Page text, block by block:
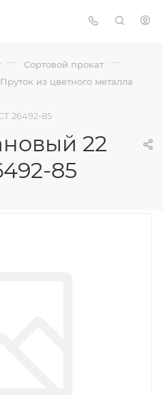
— Сортовой прокат —
Пруток из цветного металла
26492-85
22
85